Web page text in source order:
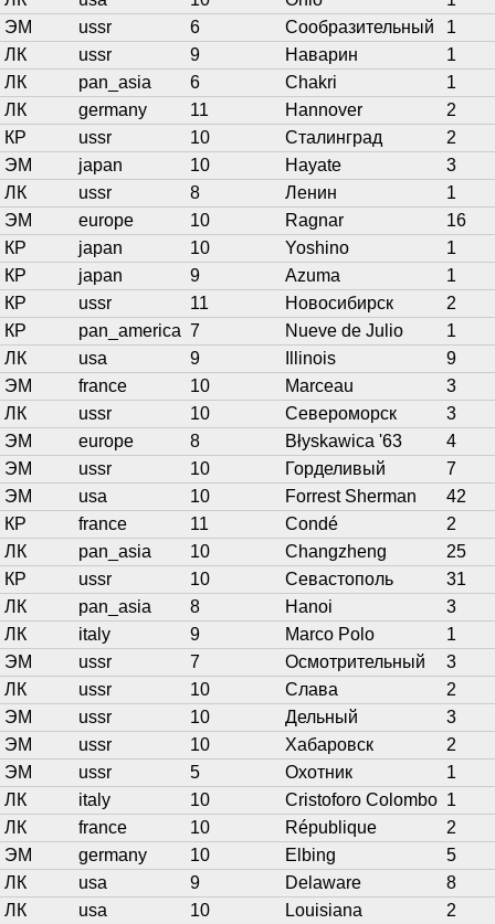
ЭМ
ussr 6 Сообразительный
1
ЛК
ussr 9 Наварин
1
ЛК
pan_asia 6 Chakri
1
ЛК
germany 11 Hannover
2
КР
ussr 10 Сталинград
2
ЭМ
japan 10 Hayate
3
ЛК
ussr 8 Ленин
1
ЭМ
europe 10 Ragnar
16
КР
japan 10 Yoshino
1
КР
japan 9 Azuma
1
КР
ussr 11 Новосибирск
2
КР
pan_america 7 Nueve de Julio
1
ЛК
usa 9 Illinois
9
ЭМ
france 10 Marceau
3
ЛК
ussr 10 Североморск
3
ЭМ
europe 8 Błyskawica '63
4
ЭМ
ussr 10 Горделивый
7
ЭМ
usa 10 Forrest Sherman
42
КР
france 11 Condé
2
ЛК
pan_asia 10 Changzheng
25
КР
ussr 10 Севастополь
31
ЛК
pan_asia 8 Hanoi
3
ЛК
italy 9 Marco Polo
1
ЭМ
ussr 7 Осмотрительный
3
ЛК
ussr 10 Слава
2
ЭМ
ussr 10 Дельный
3
ЭМ
ussr 10 Хабаровск
2
ЭМ
ussr 5 Охотник
1
ЛК
italy 10 Cristoforo Colombo 1
ЛК
france 10 République
2
ЭМ
germany 10 Elbing
5
ЛК
usa 9 Delaware
8
ЛК
usa 10 Louisiana
2